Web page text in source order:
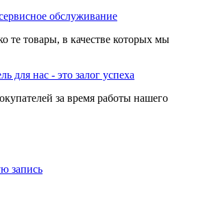
обслуживание
те товары, в качестве которых мы
для нас - это залог успеха
за время работы нашего
запись